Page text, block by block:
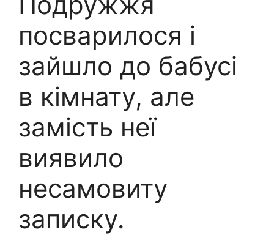
посварилося і
зайшло до бабусі
в кімнату, але
замість неї
виявило
несамовиту
записку.